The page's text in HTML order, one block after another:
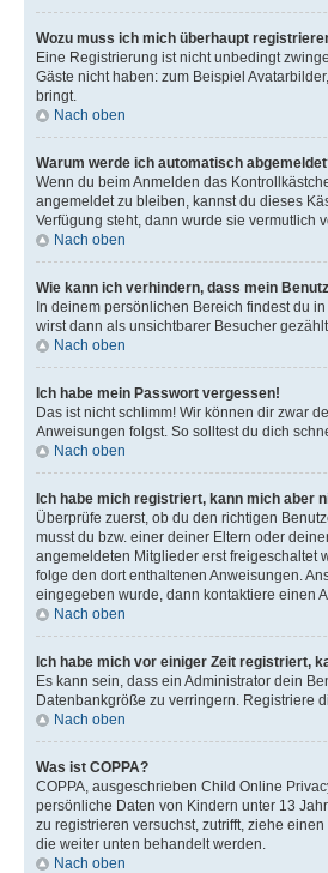
Wozu muss ich mich überhaupt
Eine Registrierung ist nicht unbedingt
Gäste nicht haben: zum Beispiel
bringt.
Nach oben
Warum werde ich automatisch
Wenn du beim Anmelden das
angemeldet zu bleiben, kannst du dieses
Verfügung steht, dann wurde sie vermutlich
Nach oben
Wie kann ich verhindern, dass mein
In deinem persönlichen Bereich findest du
wirst dann als unsichtbarer Besucher gezählt.
Nach oben
Ich habe mein Passwort vergessen!
Das ist nicht schlimm! Wir können dir zwar
Anweisungen folgst. So solltest du dich
Nach oben
Ich habe mich registriert, kann mich aber
Überprüfe zuerst, ob du den richtigen
musst du bzw. einer deiner Eltern oder
angemeldeten Mitglieder erst freigeschaltet
folge den dort enthaltenen Anweisungen.
eingegeben wurde, dann kontaktiere einen
Nach oben
Ich habe mich vor einiger Zeit registriert,
Es kann sein, dass ein Administrator dein
Datenbankgröße zu verringern. Registriere
Nach oben
Was ist COPPA?
COPPA, ausgeschrieben Child Online
persönliche Daten von Kindern unter 13
zu registrieren versuchst, zutrifft, ziehe
die weiter unten behandelt werden.
Nach oben